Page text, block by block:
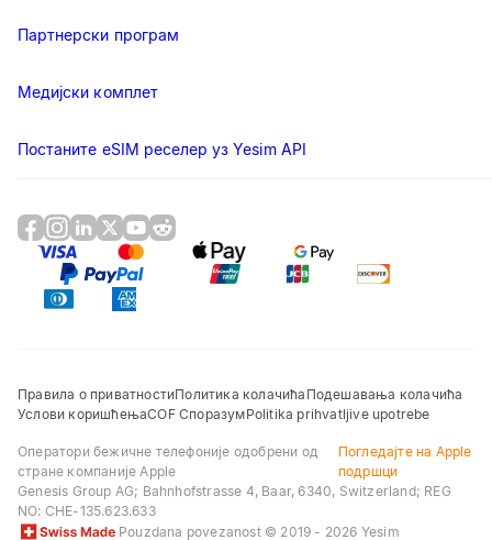
Партнерски програм
Медијски комплет
Постаните eSIM реселер уз Yesim API
Правила о приватностиПолитика колачића Подешавања колачића
Услови коришћењаCOF СпоразумPolitika prihvatljive upotrebe
Оператори бежичне телефоније одобрени од
стране компаније Apple
Погледајте на Apple
подршци
Genesis Group AG; Bahnhofstrasse 4, Baar, 6340, Switzerland; REG
NO: CHE-135.623.633
Pouzdana povezanost © 2019 - 2026 Yesim